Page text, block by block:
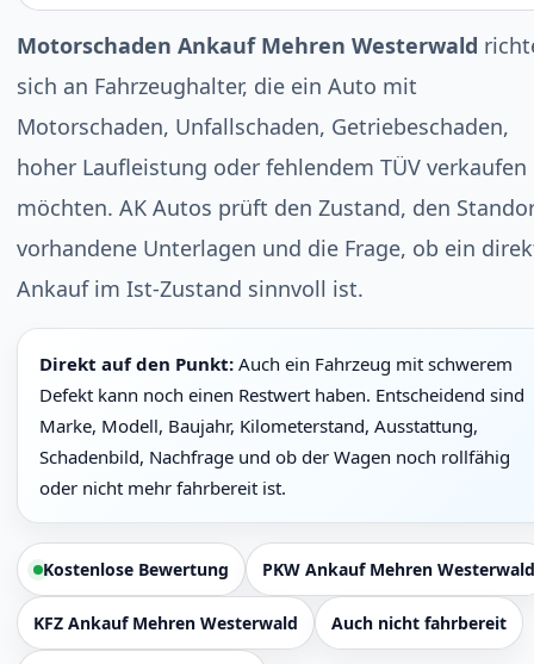
Motorschaden Ankauf Mehren Westerwald
sich an Fahrzeughalter, die ein Auto mit
Motorschaden, Unfallschaden, Getriebeschaden,
hoher Laufleistung oder fehlendem TÜV verkaufen
möchten. AK Autos prüft den Zustand, den
vorhandene Unterlagen und die Frage, ob ein
Ankauf im Ist-Zustand sinnvoll ist.
Direkt auf den Punkt: Auch ein Fahrzeug mit schwerem
Defekt kann noch einen Restwert haben. Entscheidend sind
Marke, Modell, Baujahr, Kilometerstand, Ausstattung,
Schadenbild, Nachfrage und ob der Wagen noch rollfähig
oder nicht mehr fahrbereit ist.
Kostenlose Bewertung PKW Ankauf Mehren Westerwald
KFZ Ankauf Mehren Westerwald Auch nicht fahrbereit